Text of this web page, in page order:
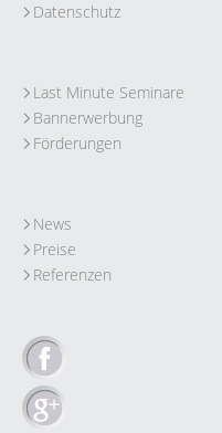
Datenschutz
Last Minute Seminare
Bannerwerbung
Förderungen
News
Preise
Referenzen